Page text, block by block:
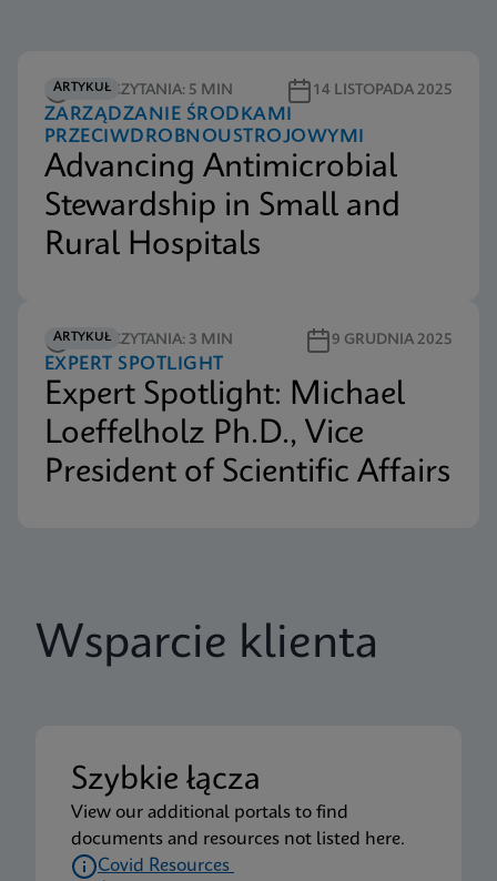
ARTYKUŁ
CZAS CZYTANIA: 5 MIN 14 LISTOPADA 2025
ZARZĄDZANIE ŚRODKAMI
PRZECIWDROBNOUSTROJOWYMI
Advancing Antimicrobial
Stewardship in Small and
Rural Hospitals
ARTYKUŁ
CZAS CZYTANIA: 3 MIN 9 GRUDNIA 2025
EXPERT SPOTLIGHT
Expert Spotlight: Michael
Loeffelholz Ph.D., Vice
President of Scientific Affairs
Wsparcie klienta
Szybkie łącza
View our additional portals to find
documents and resources not listed here.
Covid Resources